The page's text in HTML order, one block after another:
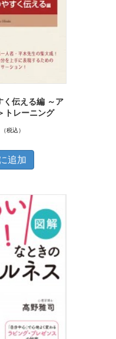
く伝える編 ～ア
トレーニング
は
で
す。
（税込）
追加